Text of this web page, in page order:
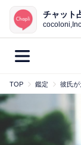
最新記事一覧
人気記事一覧
チャット
TOP 鑑定 彼氏が